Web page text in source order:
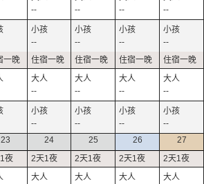
--
--
--
--
--
--
--
--
--
--
--
--
--
--
--
--
23 24 25 26 27